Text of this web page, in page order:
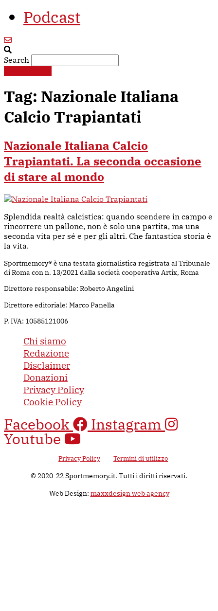
Podcast
Search
Tag: Nazionale Italiana
Calcio Trapiantati
Nazionale Italiana Calcio
Trapiantati. La seconda occasione
di stare al mondo
Splendida realtà calcistica: quando scendere in campo e
rincorrere un pallone, non è solo una partita, ma una
seconda vita per sé e per gli altri. Che fantastica storia è
la vita.
Sportmemory® è una testata giornalistica registrata al Tribunale
di Roma con n. 13/2021 dalla società cooperativa Artix, Roma
Direttore responsabile: Roberto Angelini
Direttore editoriale: Marco Panella
P. IVA: 10585121006
Chi siamo
Redazione
Disclaimer
Donazioni
Privacy Policy
Cookie Policy
Facebook Instagram
Youtube
Privacy Policy Termini di utilizzo
© 2020-22 Sportmemory.it. Tutti i diritti riservati.
Web Design: maxxdesign web agency